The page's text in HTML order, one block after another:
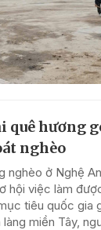
quê hương
nghèo
nghèo ở Nghệ
hội việc làm
tiêu quốc gia
miền Tây,